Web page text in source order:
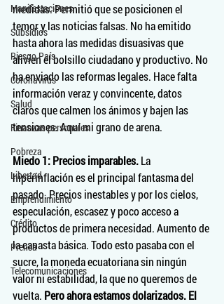
Manifestaciones
Subsidios
Riesgo País
Coronavirus
Salud
Finanzas personales
Pobreza
Libertad
Emprendimiento
Crédito
Prensa
Telecomunicaciones
medidas. Permitió que se posicionen el
temor y las noticias falsas. No ha emitido
hasta ahora las medidas disuasivas que
alivien el bolsillo ciudadano y productivo. No
ha enviado las reformas legales. Hace falta
información veraz y convincente, datos
claros que calmen los ánimos y bajen las
tensiones. Aquí mi grano de arena.
Miedo 1: Precios imparables. La
hiperinflación es el principal fantasma del
pasado. Precios inestables y por los cielos,
especulación, escasez y poco acceso a
productos de primera necesidad. Aumento de
la canasta básica. Todo esto pasaba con el
sucre, la moneda ecuatoriana sin ningún
valor ni estabilidad, la que no queremos de
vuelta. Pero ahora estamos dolarizados. El